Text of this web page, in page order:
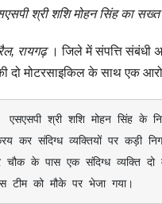
श्री शशि मोहन सिंह का
रायगढ़। जिले में संपत्ति संबंधी
दो मोटरसाइकिल के साथ एक
कर संदिग्ध व्यक्तियों पर कड़ी
चौक के पास एक संदिग्ध व्यक्ति दो
टीम को मौके पर भेजा गया।